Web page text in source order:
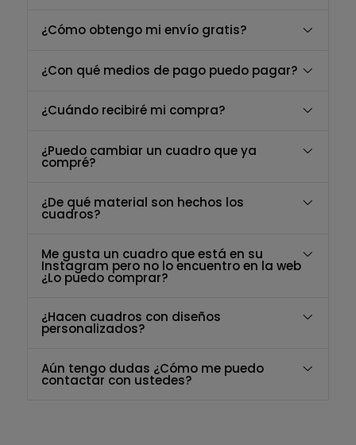
¿Cómo obtengo mi envío gratis?
¿Con qué medios de pago puedo pagar?
¿Cuándo recibiré mi compra?
¿Puedo cambiar un cuadro que ya
compré?
¿De qué material son hechos los
cuadros?
Me gusta un cuadro que está en su
Instagram pero no lo encuentro en la web
¿Lo puedo comprar?
¿Hacen cuadros con diseños
personalizados?
Aún tengo dudas ¿Cómo me puedo
contactar con ustedes?